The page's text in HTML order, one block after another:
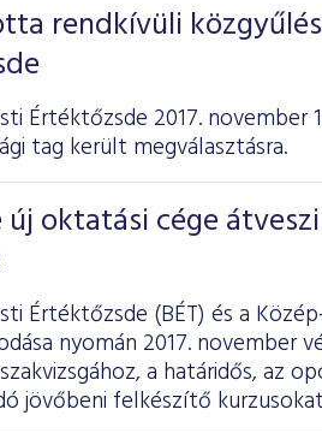
rendkívüli
Értéktőzsde 2017.
tag került megválasztásra.
új oktatási cége
Értéktőzsde (BÉT) és a
nyomán 2017. november
a határidős, az
jövőbeni felkészítő